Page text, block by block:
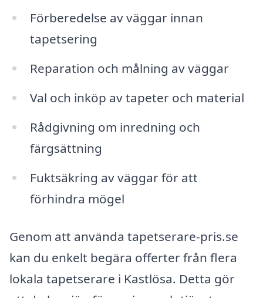
Förberedelse av väggar innan
tapetsering
Reparation och målning av väggar
Val och inköp av tapeter och material
Rådgivning om inredning och
färgsättning
Fuktsäkring av väggar för att
förhindra mögel
Genom att använda tapetserare-pris.se
kan du enkelt begära offerter från flera
lokala tapetserare i Kastlösa. Detta gör